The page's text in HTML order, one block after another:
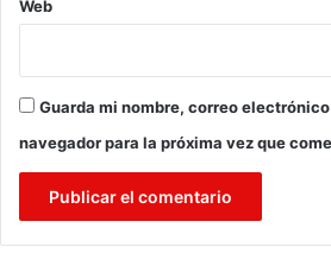
Web
Guarda mi nombre, correo
navegador para la próxima vez que